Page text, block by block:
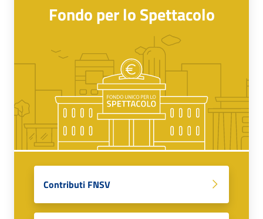
Fondo per lo Spettacolo
Contributi FNSV